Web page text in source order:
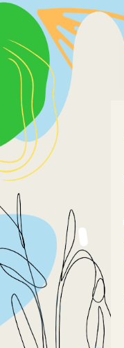
Aller
contenu